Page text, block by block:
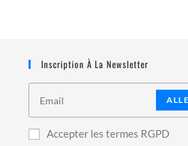
Inscription À La Newsletter
Accepter les termes RGPD